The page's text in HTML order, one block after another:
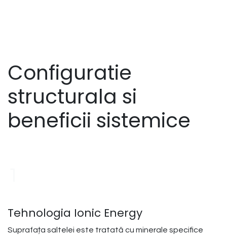
Configuratie
structurala si
beneficii sistemice
Tehnologia Ionic Energy
Suprafața saltelei este tratată cu minerale specifice